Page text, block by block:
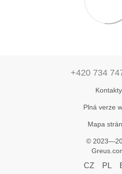
+420 734
Kontakty
Plná verze
Mapa
©
CZ PL